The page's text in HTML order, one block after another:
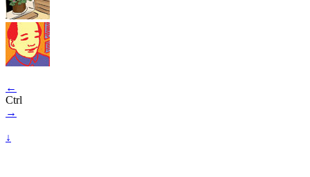
←
Ctrl
→
↓